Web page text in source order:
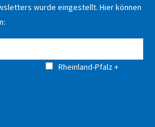
wurde eingestellt. Hier können
Rheinland-Pfalz +